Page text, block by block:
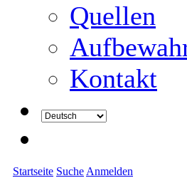
Quellen
Kontakt
Startseite Suche Anmelden